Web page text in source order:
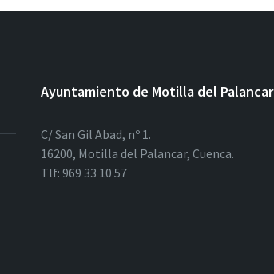
Ayuntamiento de Motilla del Palancar
C/ San Gil Abad, nº 1.
16200, Motilla del Palancar, Cuenca.
Tlf: 969 33 10 57